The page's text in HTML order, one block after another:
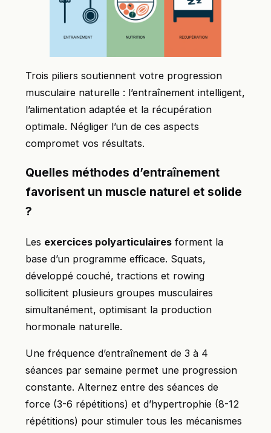
Trois piliers soutiennent votre progression
musculaire naturelle : l’entraînement intelligent,
l’alimentation adaptée et la récupération
optimale. Négliger l’un de ces aspects
compromet vos résultats.
Quelles méthodes d’entraînement
favorisent un muscle naturel et solide
?
Les exercices polyarticulaires forment la
base d’un programme efficace. Squats,
développé couché, tractions et rowing
sollicitent plusieurs groupes musculaires
simultanément, optimisant la production
hormonale naturelle.
Une fréquence d’entraînement de 3 à 4
séances par semaine permet une progression
constante. Alternez entre des séances de
force (3-6 répétitions) et d’hypertrophie (8-12
répétitions) pour stimuler tous les mécanismes